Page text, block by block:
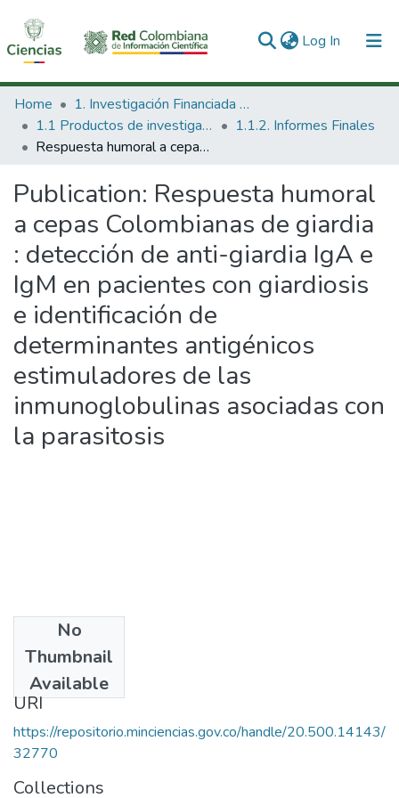
Log In (current)
Communities & Collections
All of DSpace
Home
1. Investigación Financiada con Recursos Públicos
1.1 Productos de investigación
1.1.2. Informes Finales
Respuesta humoral a cepas Colombianas de giardia : detección de anti-giardia IgA e IgM en pacientes con giardiosis e identificación de determinantes antigénicos estimuladores de las inmunoglobulinas asociadas con la parasitosis
Publication: Respuesta humoral
a cepas Colombianas de giardia
: detección de anti-giardia IgA e
IgM en pacientes con giardiosis
e identificación de
determinantes antigénicos
estimuladores de las
inmunoglobulinas asociadas con
la parasitosis
No
Thumbnail
Available
2002
URI
https://repositorio.minciencias.gov.co/handle/20.500.14143/
32770
Collections